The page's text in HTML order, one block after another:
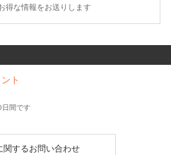
得な情報をお送りします
ト
間です
関するお問い合わせ